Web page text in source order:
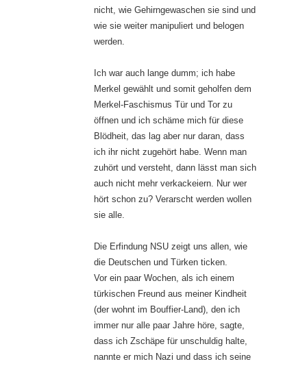
nicht, wie Gehirngewaschen sie sind und
wie sie weiter manipuliert und belogen
werden.
Ich war auch lange dumm; ich habe
Merkel gewählt und somit geholfen dem
Merkel-Faschismus Tür und Tor zu
öffnen und ich schäme mich für diese
Blödheit, das lag aber nur daran, dass
ich ihr nicht zugehört habe. Wenn man
zuhört und versteht, dann lässt man sich
auch nicht mehr verkackeiern. Nur wer
hört schon zu? Verarscht werden wollen
sie alle.
Die Erfindung NSU zeigt uns allen, wie
die Deutschen und Türken ticken.
Vor ein paar Wochen, als ich einem
türkischen Freund aus meiner Kindheit
(der wohnt im Bouffier-Land), den ich
immer nur alle paar Jahre höre, sagte,
dass ich Zschäpe für unschuldig halte,
nannte er mich Nazi und dass ich seine